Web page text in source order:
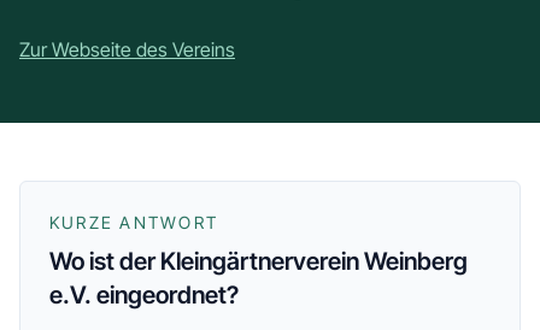
Zur Webseite des Vereins
KURZE ANTWORT
Wo ist der Kleingärtnerverein Weinberg
e.V. eingeordnet?